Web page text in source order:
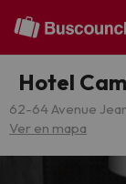
Hotel
62-64 Avenue
Ver en mapa